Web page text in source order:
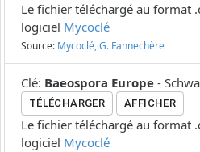
Le fichier téléchargé au format
logiciel Mycoclé
Source: Mycoclé, G. Fannechère
Clé: Baeospora Europe -
TÉLÉCHARGER AFFICHER
Le fichier téléchargé au format
logiciel Mycoclé